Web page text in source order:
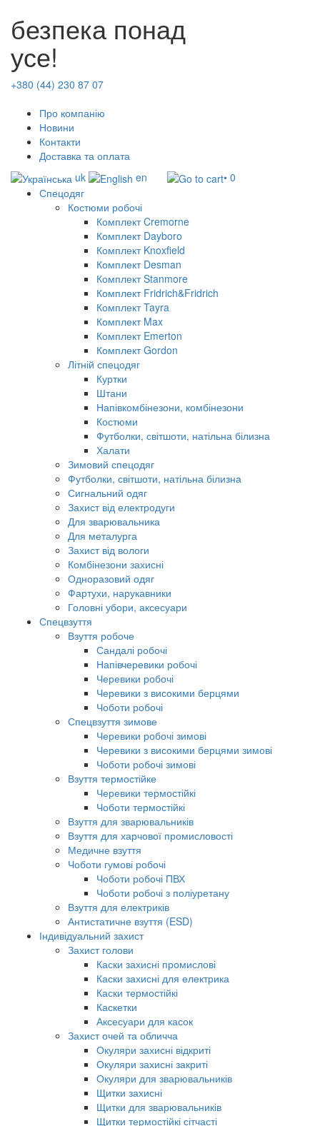
безпека понад
усе!
+380 (44) 230 87 07
Про компанію
Новини
Контакти
Доставка та оплата
uk
en
• 0
Спецодяг
Костюми робочі
Комплект Cremorne
Комплект Dayboro
Комплект Knoxfield
Комплект Desman
Комплект Stanmore
Комплект Fridrich&Fridrich
Комплект Tayra
Комплект Max
Комплект Emerton
Комплект Gordon
Літній спецодяг
Куртки
Штани
Напівкомбінезони, комбінезони
Костюми
Футболки, світшоти, натільна білизна
Халати
Зимовий спецодяг
Футболки, світшоти, натільна білизна
Сигнальний одяг
Захист від електродуги
Для зварювальника
Для металурга
Захист від вологи
Комбінезони захисні
Одноразовий одяг
Фартухи, нарукавники
Головні убори, аксесуари
Спецвзуття
Взуття робоче
Сандалі робочі
Напівчеревики робочі
Черевики робочі
Черевики з високими берцями
Чоботи робочі
Спецвзуття зимове
Черевики робочі зимові
Черевики з високими берцями зимові
Чоботи робочі зимові
Взуття термостійке
Черевики термостійкі
Чоботи термостійкі
Взуття для зварювальників
Взуття для харчової промисловості
Медичне взуття
Чоботи гумові робочі
Чоботи робочі ПВХ
Чоботи робочі з поліуретану
Взуття для електриків
Антистатичне взуття (ESD)
Індивідуальний захист
Захист голови
Каски захисні промислові
Каски захисні для електрика
Каски термостійкі
Каскетки
Аксесуари для касок
Захист очей та обличча
Окуляри захисні відкриті
Окуляри захисні закриті
Окуляри для зварювальників
Щитки захисні
Щитки для зварювальників
Щитки термостійкі сітчасті